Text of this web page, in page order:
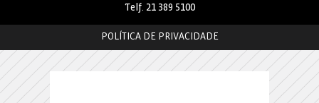
Telf. 21 389 5100
POLÍTICA DE PRIVACIDADE